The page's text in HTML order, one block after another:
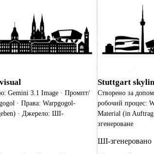
Gemini 3.1 Image · Промпт/
· Права: Warpgogol-
· Джерело: ШІ-
Stuttgart
Створено за
робочий процес:
Material (in
згенероване
ШІ-згенеровано